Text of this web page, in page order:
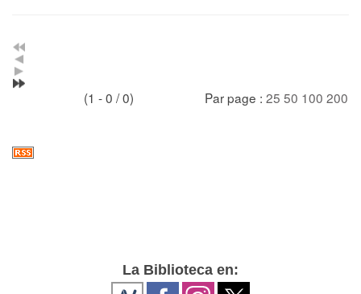
(1 - 0 / 0) Par page : 25 50 100 200
La Biblioteca en: